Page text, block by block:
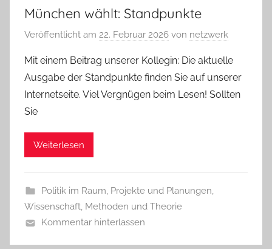
München wählt: Standpunkte
Veröffentlicht am 22. Februar 2026 von netzwerk
Mit einem Beitrag unserer Kollegin: Die aktuelle
Ausgabe der Standpunkte finden Sie auf unserer
Internetseite. Viel Vergnügen beim Lesen! Sollten
Sie
Weiterlesen
Politik im Raum, Projekte und Planungen,
Wissenschaft, Methoden und Theorie
Kommentar hinterlassen